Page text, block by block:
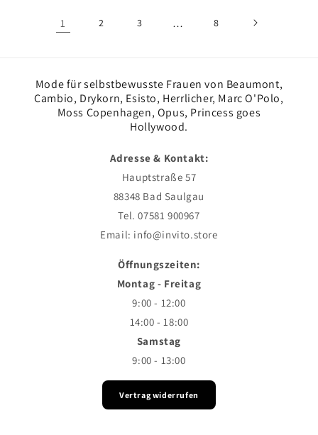
1 2 3 … 8
Mode für selbstbewusste Frauen von Beaumont,
Cambio, Drykorn, Esisto, Herrlicher, Marc O'Polo,
Moss Copenhagen, Opus, Princess goes
Hollywood.
Adresse & Kontakt:
Hauptstraße 57
88348 Bad Saulgau
Tel. 07581 900967
Email: info@invito.store
Öffnungszeiten:
Montag - Freitag
9:00 - 12:00
14:00 - 18:00
Samstag
9:00 - 13:00
Vertrag widerrufen